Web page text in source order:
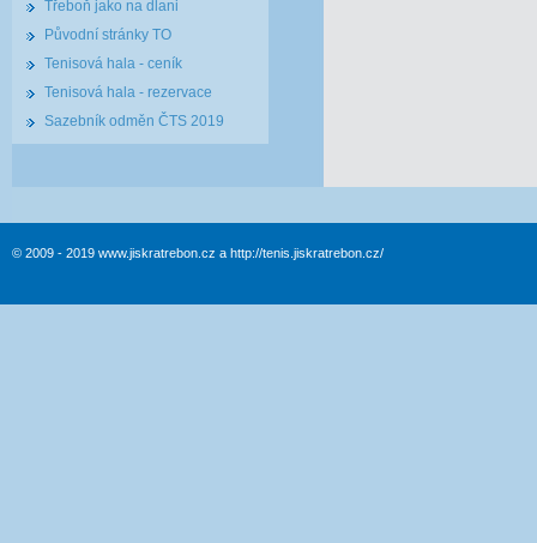
Třeboň jako na dlani
Původní stránky TO
Tenisová hala - ceník
Tenisová hala - rezervace
Sazebník odměn ČTS 2019
© 2009 - 2019 www.jiskratrebon.cz a http://tenis.jiskratrebon.cz/